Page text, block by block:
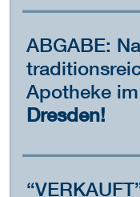
ABGABE:
Apotheke im
Dresden!